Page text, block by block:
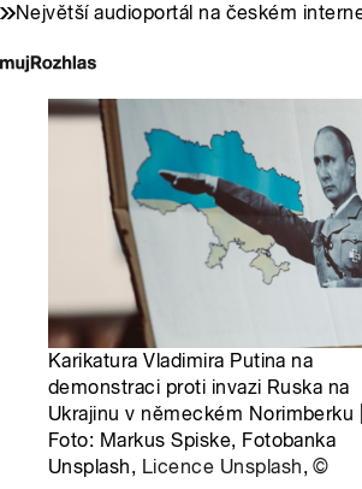
Největší audioportál na českém
Karikatura Vladimira Putina na
demonstraci proti invazi Ruska na
Ukrajinu v německém Norimberku |
Foto: Markus Spiske, Fotobanka
Unsplash, Licence Unsplash,©